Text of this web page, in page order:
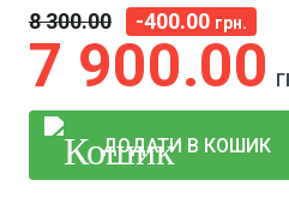
Завантажити файл у
Розмір файлу
8 300 00 -400.00 грн.
7 900 00
ДОДАТИ В КОШИК